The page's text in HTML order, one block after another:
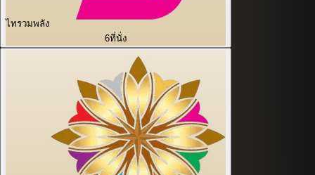
ไทรวมพลัง
6ที่นั่ง